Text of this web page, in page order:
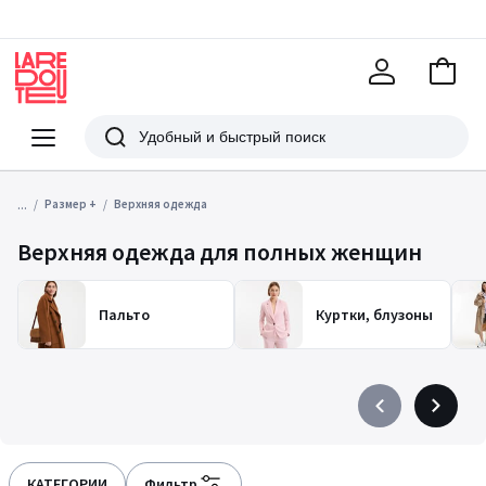
Меню
Redoute
Поиск
В
... Размер + Верхняя одежда
Верхняя одежда для полных женщин
Пальто Куртки, блузоны
PrécédentSuivant